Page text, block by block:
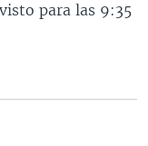
para las 9:35